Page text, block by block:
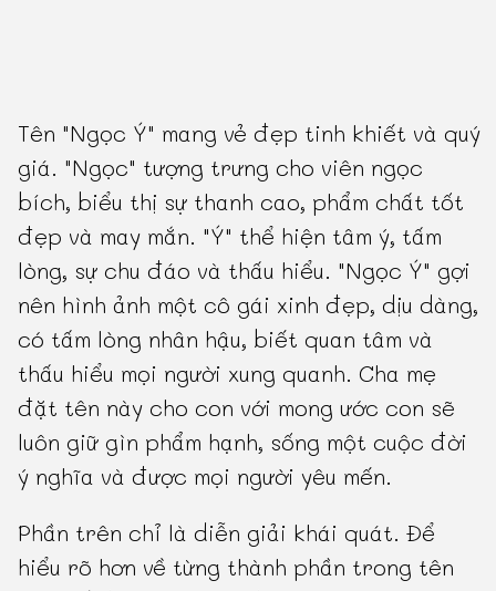
Tên "Ngọc Ý" mang vẻ đẹp tinh khiết và quý
giá. "Ngọc" tượng trưng cho viên ngọc
bích, biểu thị sự thanh cao, phẩm chất tốt
đẹp và may mắn. "Ý" thể hiện tâm ý, tấm
lòng, sự chu đáo và thấu hiểu. "Ngọc Ý" gợi
nên hình ảnh một cô gái xinh đẹp, dịu dàng,
có tấm lòng nhân hậu, biết quan tâm và
thấu hiểu mọi người xung quanh. Cha mẹ
đặt tên này cho con với mong ước con sẽ
luôn giữ gìn phẩm hạnh, sống một cuộc đời
ý nghĩa và được mọi người yêu mến.
Phần trên chỉ là diễn giải khái quát. Để
hiểu rõ hơn về từng thành phần trong tên